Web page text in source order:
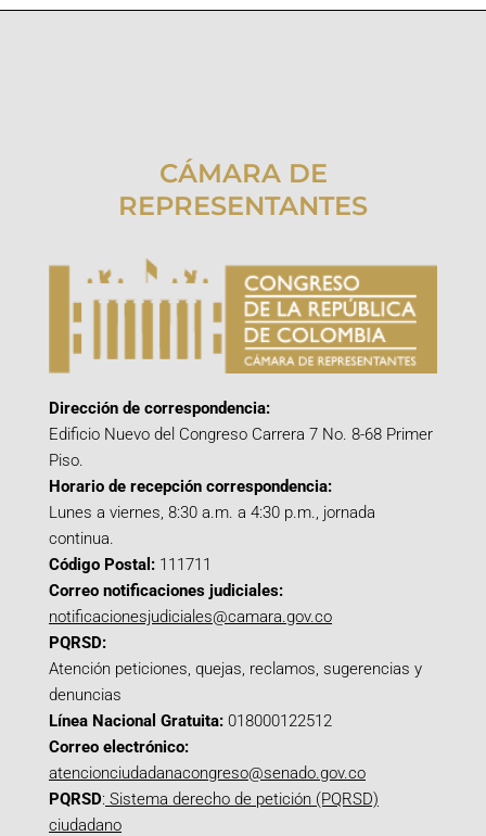
CÁMARA DE
REPRESENTANTES
Dirección de correspondencia:
Edificio Nuevo del Congreso Carrera 7 No. 8-68 Primer
Piso.
Horario de recepción correspondencia:
Lunes a viernes, 8:30 a.m. a 4:30 p.m., jornada
continua.
Código Postal: 111711
Correo notificaciones judiciales:
notificacionesjudiciales@camara.gov.co
PQRSD:
Atención peticiones, quejas, reclamos, sugerencias y
denuncias
Línea Nacional Gratuita: 018000122512
Correo electrónico:
atencionciudadanacongreso@senado.gov.co
PQRSD: Sistema derecho de petición (PQRSD)
ciudadano